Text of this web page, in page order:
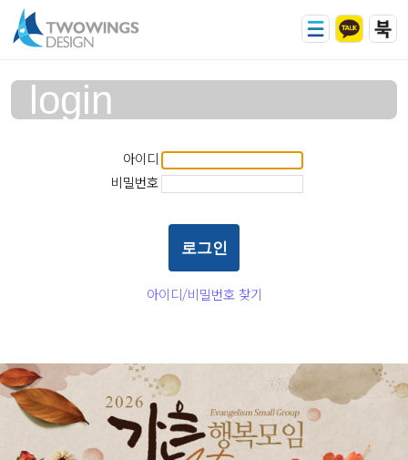
login
아이디
비밀번호
아이디/비밀번호 찾기